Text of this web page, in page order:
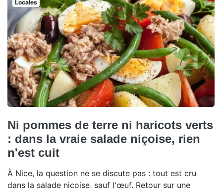
Locales
Ni pommes de terre ni haricots verts
: dans la vraie salade niçoise, rien
n'est cuit
À Nice, la question ne se discute pas : tout est cru
dans la salade niçoise, sauf l'œuf. Retour sur une